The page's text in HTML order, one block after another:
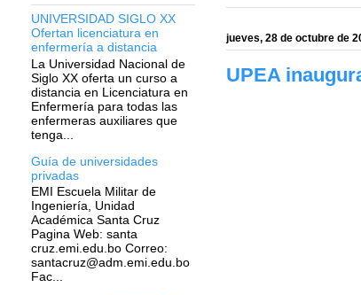
jueves, 28 de octubre de
UPEA
UNIVERSIDAD SIGLO XX
Ofertan licenciatura en
enfermería a distancia
La Universidad Nacional de
Siglo XX oferta un curso a
distancia en Licenciatura en
Enfermería para todas las
enfermeras auxiliares que
tenga...
Guía de universidades
privadas
EMI Escuela Militar de
Ingeniería, Unidad
Académica Santa Cruz
Pagina Web: santa
cruz.emi.edu.bo Correo:
santacruz@adm.emi.edu.bo
Fac...